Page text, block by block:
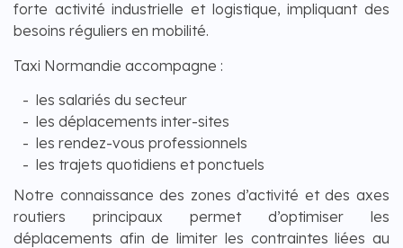
forte activité industrielle et logistique, impliquant des
besoins réguliers en mobilité.
Taxi Normandie accompagne :
les salariés du secteur
les déplacements inter-sites
les rendez-vous professionnels
les trajets quotidiens et ponctuels
Notre connaissance des zones d’activité et des axes
routiers principaux permet d’optimiser les
déplacements afin de limiter les contraintes liées au